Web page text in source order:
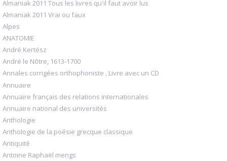
Almaniak 2011 Tous les livres qu'il faut avoir lus
Almaniak 2011 Vrai ou faux
Alpes
ANATOMIE
André Kertész
André le Nôtre, 1613-1700
Annales corrigées orthophoniste , Livre avec un CD
Annuaire
Annuaire français des relations internationales
Annuaire national des universités
Anthologie
Anthologie de la poésie grecque classique
Antiquité
Antoine Raphaël mengs